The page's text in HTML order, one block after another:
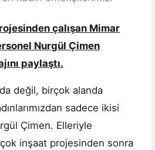
çalışan Mimar
Nurgül Çimen
paylaştı.
değil, birçok alanda
sadece ikisi
Çimen. Elleriyle
inşaat projesinden sonra